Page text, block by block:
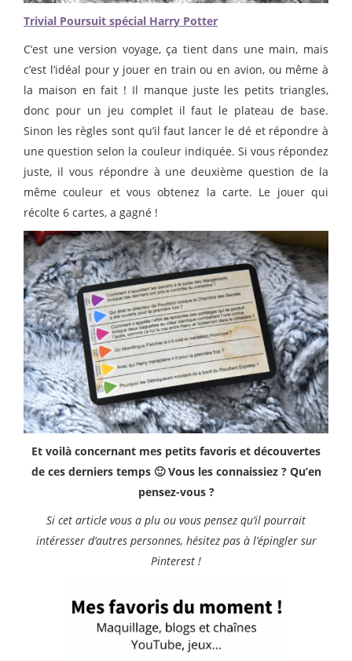
Trivial Poursuit spécial Harry Potter
C’est une version voyage, ça tient dans une main, mais
c’est l’idéal pour y jouer en train ou en avion, ou même à
la maison en fait ! Il manque juste les petits triangles,
donc pour un jeu complet il faut le plateau de base.
Sinon les règles sont qu’il faut lancer le dé et répondre à
une question selon la couleur indiquée. Si vous répondez
juste, il vous répondre à une deuxième question de la
même couleur et vous obtenez la carte. Le jouer qui
récolte 6 cartes, a gagné !
Et voilà concernant mes petits favoris et découvertes
de ces derniers temps 🙂 Vous les connaissiez ? Qu’en
pensez-vous ?
Si cet article vous a plu ou vous pensez qu’il pourrait
intéresser d’autres personnes, hésitez pas à l’épingler sur
Pinterest !